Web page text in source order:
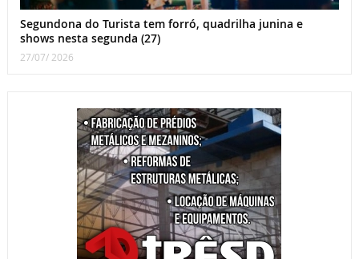
Segundona do Turista tem forró, quadrilha junina e
shows nesta segunda (27)
27/07/ 2026